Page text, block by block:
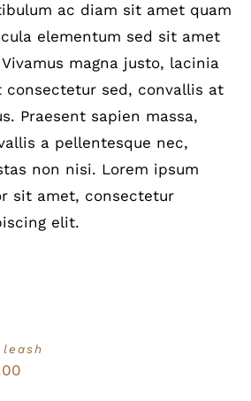
war:
£35.00
ist:
£25.00.
ac diam sit amet quam
elementum sed sit amet
magna justo, lacinia
consectetur sed, convallis at
Praesent sapien massa,
a pellentesque nec,
non nisi. Lorem ipsum
sit amet, consectetur
elit.
leash